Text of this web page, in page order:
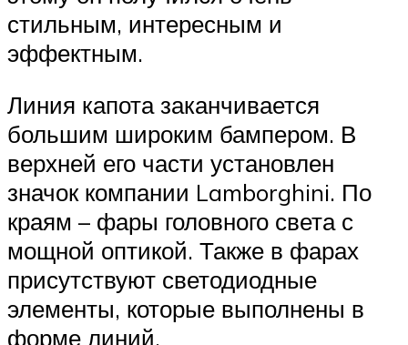
стильным, интересным и
эффектным.
Линия капота заканчивается
большим широким бампером. В
верхней его части установлен
значок компании Lamborghini. По
краям – фары головного света с
мощной оптикой. Также в фарах
присутствуют светодиодные
элементы, которые выполнены в
форме линий.